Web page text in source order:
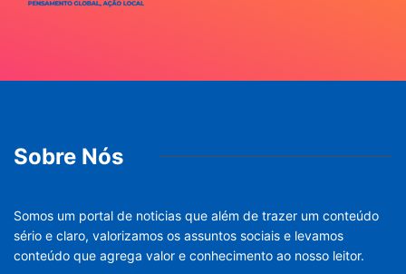
Sobre Nós
Somos um portal de noticias que além de trazer um conteúdo
sério e claro, valorizamos os assuntos sociais e levamos
conteúdo que agrega valor e conhecimento ao nosso leitor.